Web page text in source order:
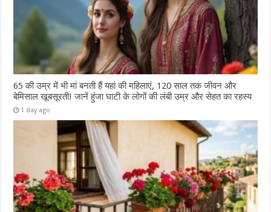
65 की उम्र में भी मां बनती हैं यहां की महिलाएं, 120 साल तक जीवन और
बेमिसाल खूबसूरती! जानें हुंजा घाटी के लोगों की लंबी उम्र और सेहत का रहस्य
1 day ago